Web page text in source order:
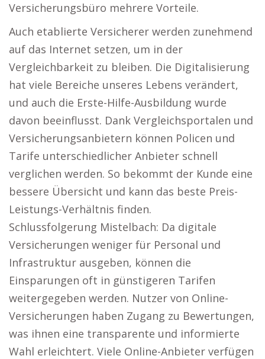
Versicherungsbüro mehrere Vorteile.
Auch etablierte Versicherer werden zunehmend
auf das Internet setzen, um in der
Vergleichbarkeit zu bleiben. Die Digitalisierung
hat viele Bereiche unseres Lebens verändert,
und auch die Erste-Hilfe-Ausbildung wurde
davon beeinflusst. Dank Vergleichsportalen und
Versicherungsanbietern können Policen und
Tarife unterschiedlicher Anbieter schnell
verglichen werden. So bekommt der Kunde eine
bessere Übersicht und kann das beste Preis-
Leistungs-Verhältnis finden.
Schlussfolgerung Mistelbach: Da digitale
Versicherungen weniger für Personal und
Infrastruktur ausgeben, können die
Einsparungen oft in günstigeren Tarifen
weitergegeben werden. Nutzer von Online-
Versicherungen haben Zugang zu Bewertungen,
was ihnen eine transparente und informierte
Wahl erleichtert. Viele Online-Anbieter verfügen